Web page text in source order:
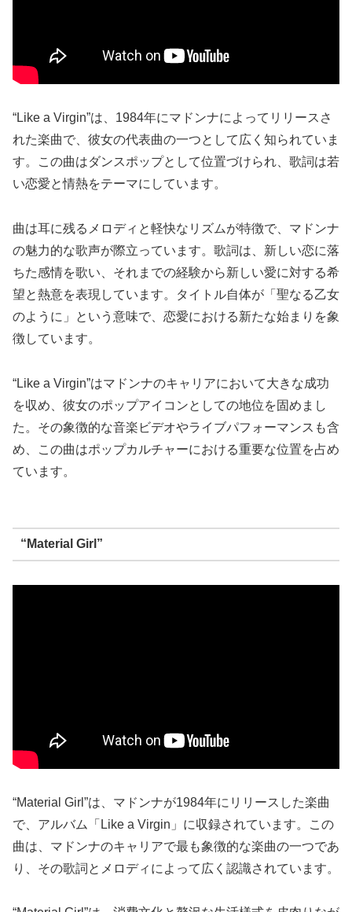
“Like a Virgin”は、1984年にマドンナによってリリースさ
れた楽曲で、彼女の代表曲の一つとして広く知られていま
す。この曲はダンスポップとして位置づけられ、歌詞は若
い恋愛と情熱をテーマにしています。
曲は耳に残るメロディと軽快なリズムが特徴で、マドンナ
の魅力的な歌声が際立っています。歌詞は、新しい恋に落
ちた感情を歌い、それまでの経験から新しい愛に対する希
望と熱意を表現しています。タイトル自体が「聖なる乙女
のように」という意味で、恋愛における新たな始まりを象
徴しています。
“Like a Virgin”はマドンナのキャリアにおいて大きな成功
を収め、彼女のポップアイコンとしての地位を固めまし
た。その象徴的な音楽ビデオやライブパフォーマンスも含
め、この曲はポップカルチャーにおける重要な位置を占め
ています。
“Material Girl”
“Material Girl”は、マドンナが1984年にリリースした楽曲
で、アルバム「Like a Virgin」に収録されています。この
曲は、マドンナのキャリアで最も象徴的な楽曲の一つであ
り、その歌詞とメロディによって広く認識されています。